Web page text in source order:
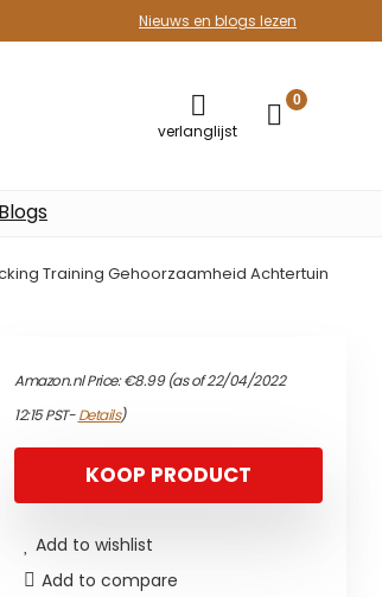
Nieuws en blogs lezen
verlanglijst
0
Blogs
Training Gehoorzaamheid Achtertuin
Amazon.nl Price:€8.99(as of 22/04/2022
12:15 PST-Details)
KOOP PRODUCT
Add to wishlist
Add to compare